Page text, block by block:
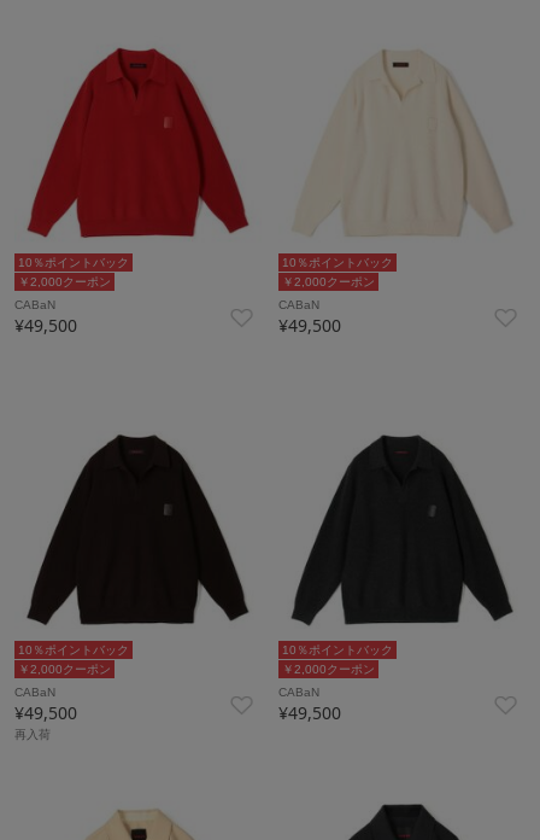
￥2,000クーポン
10％ポイントバック
CABaN
¥49,500
￥2,000クーポン
10％ポイントバック
CABaN
¥49,500
￥2,000クーポン
10％ポイントバック
CABaN
¥49,500
再入荷
￥2,000クーポン
10％ポイントバック
CABaN
¥49,500